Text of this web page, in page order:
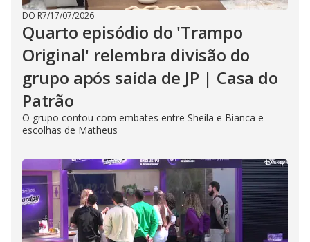
DO R7/17/07/2026
Quarto episódio do 'Trampo
Original' relembra divisão do
grupo após saída de JP | Casa do
Patrão
O grupo contou com embates entre Sheila e Bianca e
escolhas de Matheus